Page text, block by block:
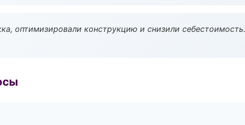
оптимизировали конструкцию и снизили себестоимость.